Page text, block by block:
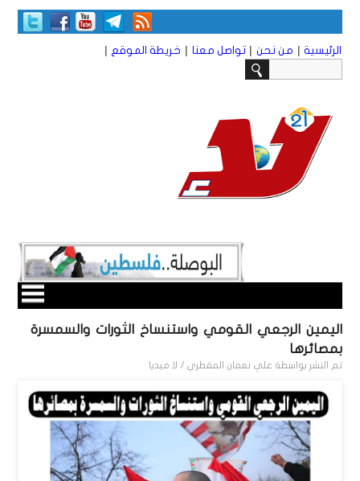
الرئيسية | من نحن | تواصل معنا | خريطة الموقع |
اليمين الرجعي القومي واستنساخ الثورات والسمسرة
بمصائرها
تم النشر بواسطة علي نعمان المقطري / لا ميديا